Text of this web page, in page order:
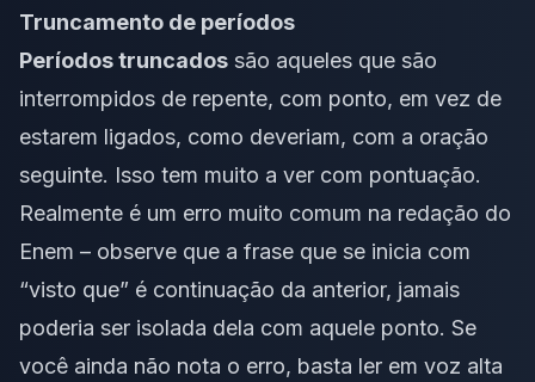
Truncamento de períodos
Períodos truncados são aqueles que são
interrompidos de repente, com ponto, em vez de
estarem ligados, como deveriam, com a oração
seguinte. Isso tem muito a ver com pontuação.
Realmente é um erro muito comum na redação do
Enem – observe que a frase que se inicia com
“visto que” é continuação da anterior, jamais
poderia ser isolada dela com aquele ponto. Se
você ainda não nota o erro, basta ler em voz alta